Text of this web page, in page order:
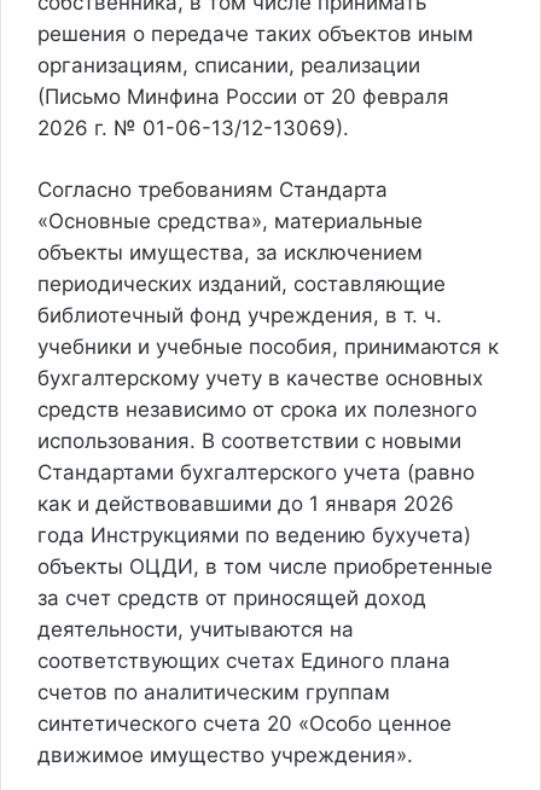
решения о передаче таких объектов иным
организациям, списании, реализации
(Письмо Минфина России от 20 февраля
2026 г. № 01-06-13/12-13069).
Согласно требованиям Стандарта
«Основные средства», материальные
объекты имущества, за исключением
периодических изданий, составляющие
библиотечный фонд учреждения, в т. ч.
учебники и учебные пособия, принимаются к
бухгалтерскому учету в качестве основных
средств независимо от срока их полезного
использования. В соответствии с новыми
Стандартами бухгалтерского учета (равно
как и действовавшими до 1 января 2026
года Инструкциями по ведению бухучета)
объекты ОЦДИ, в том числе приобретенные
за счет средств от приносящей доход
деятельности, учитываются на
соответствующих счетах Единого плана
счетов по аналитическим группам
синтетического счета 20 «Особо ценное
движимое имущество учреждения».